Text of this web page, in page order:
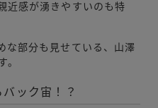
近感が湧きやすいのも特
な部分も見せている、山澤
ック宙！？